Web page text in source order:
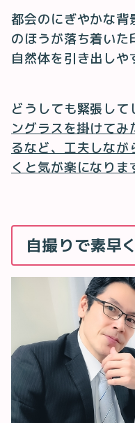
都会のにぎやかな背
のほうが落ち着いた
自然体を引き出しや
どうしても緊張して
ングラスを掛けて
るなど、工夫しな
くと気が楽になりま
自撮りで素早